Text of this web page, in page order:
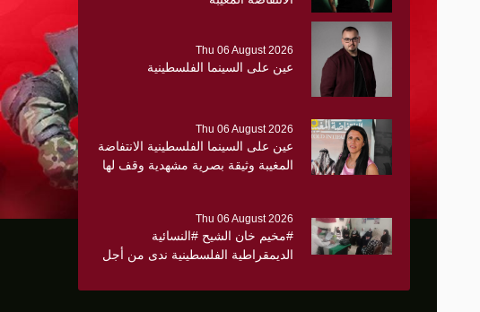
Thu 06 August 2026
عين على السينما الفلسطينية
Thu 06 August 2026
عين على السينما الفلسطينية الانتفاضة
المغيبة وثيقة بصرية مشهدية وقف لها
Thu 06 August 2026
#مخيم خان الشيح #النسائية
الديمقراطية الفلسطينية ندى من أجل
صحية عن ألتهاب الكبد وتوزّع